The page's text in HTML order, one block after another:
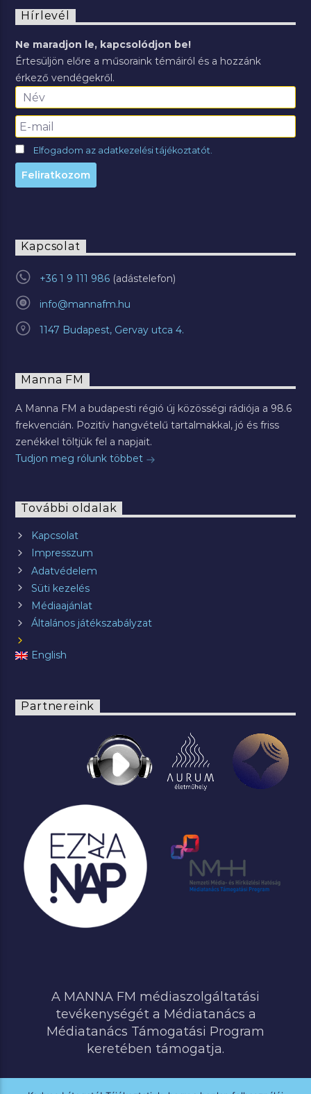
Hírlevél
Ne maradjon le, kapcsolódjon be!
Értesüljön előre a műsoraink témáiról és a hozzánk
érkező vendégekről.
Elfogadom az adatkezelési tájékoztatót.
Kapcsolat
+36 1 9 111 986
info@mannafm.hu
1147 Budapest, Gervay utca 4.
Manna FM
A Manna FM a budapesti régió új közösségi rádiója a 98.6
frekvencián. Pozitív hangvételű tartalmakkal, jó és friss
zenékkel töltjük fel a napjait.
Tudjon meg rólunk többet
További oldalak
Kapcsolat
Impresszum
Adatvédelem
Süti kezelés
Médiaajánlat
Általános játékszabályzat
English
Partnereink
A MANNA FM médiaszolgáltatási
tevékenységét a Médiatanács a
Médiatanács Támogatási Program
keretében támogatja.